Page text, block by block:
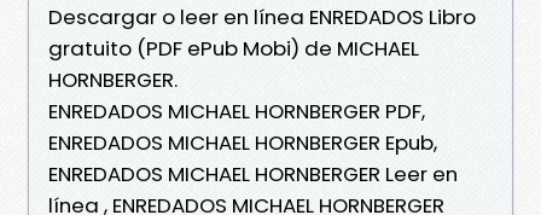
Descargar o leer en línea ENREDADOS Libro
gratuito (PDF ePub Mobi) de MICHAEL
HORNBERGER.
ENREDADOS MICHAEL HORNBERGER PDF,
ENREDADOS MICHAEL HORNBERGER Epub,
ENREDADOS MICHAEL HORNBERGER Leer en
línea , ENREDADOS MICHAEL HORNBERGER